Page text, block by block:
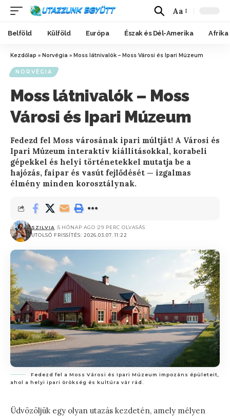
Aa
Belföld Külföld Európa Észak és Dél-Amerika Afrika
Kezdőlap » Norvégia » Moss látnivalók – Moss Városi és Ipari Múzeum
NORVÉGIA
Moss látnivalók – Moss
Városi és Ipari Múzeum
Fedezd fel Moss városának ipari múltját! A Városi és
Ipari Múzeum interaktív kiállításokkal, korabeli
gépekkel és helyi történetekkel mutatja be a
hajózás, faipar és vasút fejlődését — izgalmas
élmény minden korosztálynak.
UTOLSÓ FRISSÍTÉS: 2026.03.07. 11:22
SZILVIA 5 HÓNAP AGO 29 PERC OLVASÁS
Fedezd fel a Moss Városi és Ipari Múzeum impozáns épületeit,
ahol a helyi ipari örökség és kultúra vár rád.
Üdvözöljük egy olyan utazás kezdetén, amely mélyen